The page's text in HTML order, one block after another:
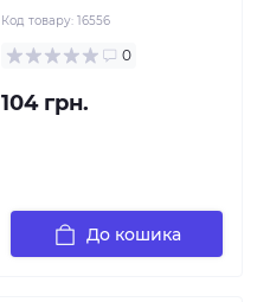
Код товару: 16556
0
104 грн.
До кошика